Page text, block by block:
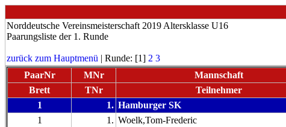
Norddeutsche Vereinsmeisterschaft 2019 Altersklasse U16
Paarungsliste der 1. Runde
zurück zum Hauptmenü | Runde: [1] 2 3
PaarNr
MNr Mannschaft
Brett
TNr Teilnehmer
1
1. Hamburger SK
1
1. Woelk,Tom-Frederic